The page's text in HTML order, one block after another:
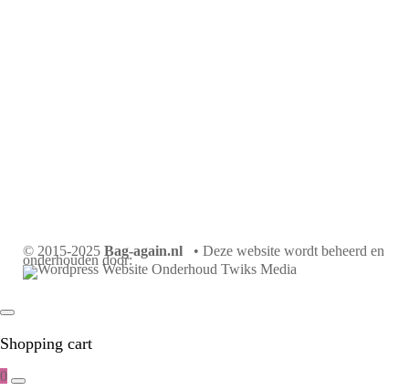
© 2015-2025 Bag-again.nl • Deze website wordt beheerd en
onderhouden door:
Shopping cart
0